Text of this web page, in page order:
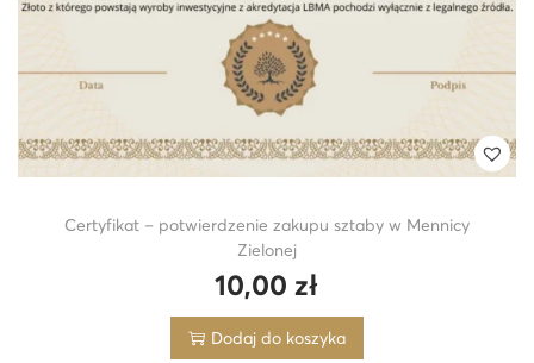
Certyfikat – potwierdzenie zakupu sztaby w Mennicy
Zielonej
10,00zł
Dodaj do koszyka